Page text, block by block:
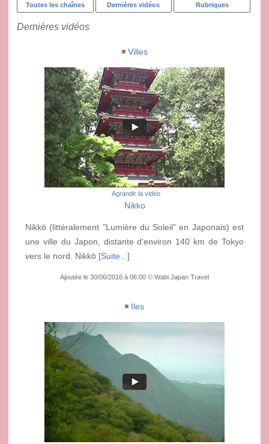
Toutes les chaînes Dernières vidéos Rubriques
Dernières vidéos
Villes
Agrandir la vidéo
Nikko
Nikkō (littéralement "Lumière du Soleil" en Japonais) est
une ville du Japon, distante d'environ 140 km de Tokyo
vers le nord. Nikkō [Suite...]
Ajoutée le 30/06/2016 à 06:00 © Wabi Japan Travel
Iles